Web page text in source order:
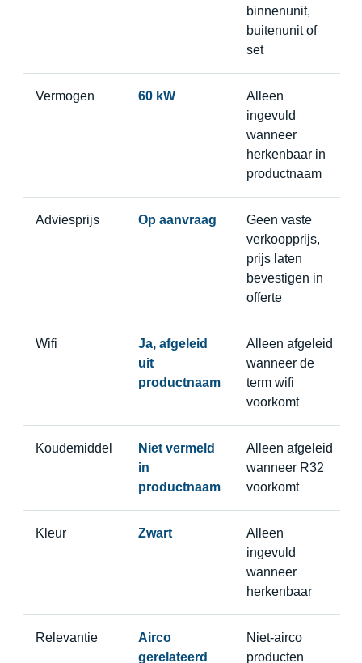
binnenunit,
buitenunit of
set
Vermogen 60 kW
Alleen
ingevuld
wanneer
herkenbaar in
productnaam
Adviesprijs Op aanvraag
Geen vaste
verkoopprijs,
prijs laten
bevestigen in
offerte
Wifi
Ja, afgeleid
uit
productnaam
Alleen afgeleid
wanneer de
term wifi
voorkomt
Koudemiddel
Niet vermeld
in
productnaam
Alleen afgeleid
wanneer R32
voorkomt
Kleur Zwart
Alleen
ingevuld
wanneer
herkenbaar
Relevantie
Airco
gerelateerd
Niet-airco
producten